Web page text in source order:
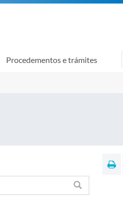
Procedementos e trámites